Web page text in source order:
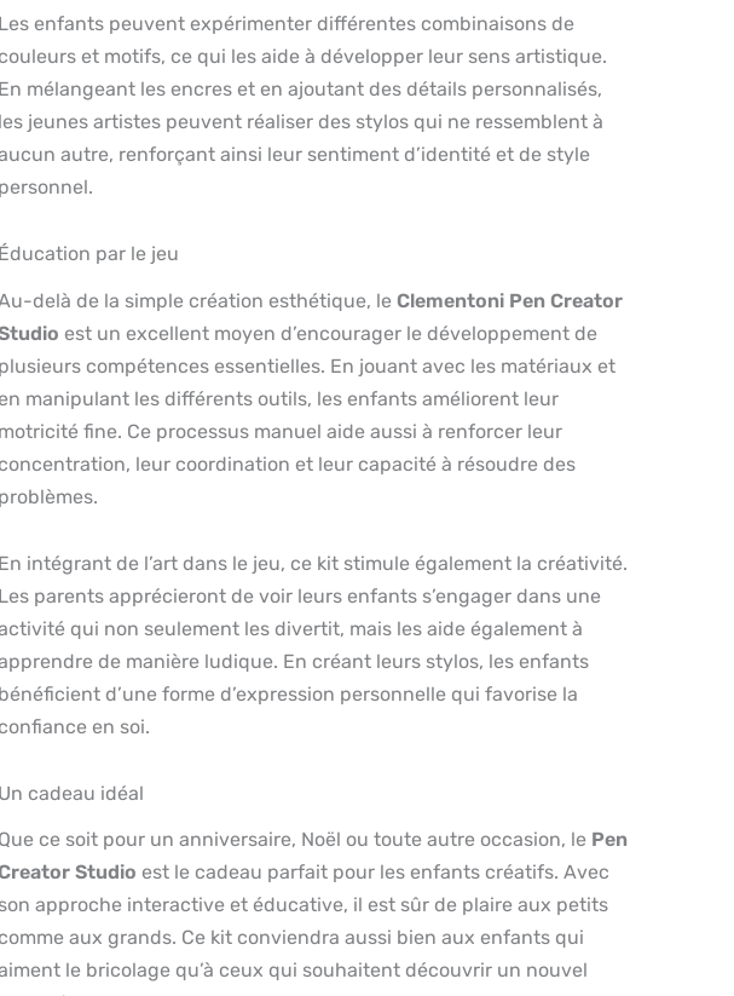
Les enfants peuvent expérimenter différentes combinaisons de
couleurs et motifs, ce qui les aide à développer leur sens artistique.
En mélangeant les encres et en ajoutant des détails personnalisés,
les jeunes artistes peuvent réaliser des stylos qui ne ressemblent à
autre, renforçant ainsi leur sentiment d’identité et de style
personnel.
Éducation par le jeu
delà de la simple création esthétique, le Clementoni Pen Creator
est un excellent moyen d’encourager le développement de
plusieurs compétences essentielles. En jouant avec les matériaux et
manipulant les différents outils, les enfants améliorent leur
motricité fine. Ce processus manuel aide aussi à renforcer leur
concentration, leur coordination et leur capacité à résoudre des
problèmes.
En intégrant de l’art dans le jeu, ce kit stimule également la créativité.
Les parents apprécieront de voir leurs enfants s’engager dans une
qui non seulement les divertit, mais les aide également à
de manière ludique. En créant leurs stylos, les enfants
bénéficient d’une forme d’expression personnelle qui favorise la
confiance en soi.
Un cadeau idéal
Que ce soit pour un anniversaire, Noël ou toute autre occasion, le Pen
Studio est le cadeau parfait pour les enfants créatifs. Avec
approche interactive et éducative, il est sûr de plaire aux petits
comme aux grands. Ce kit conviendra aussi bien aux enfants qui
le bricolage qu’à ceux qui souhaitent découvrir un nouvel